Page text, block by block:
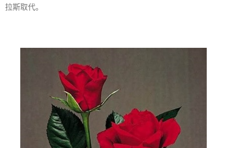
拉斯取代。